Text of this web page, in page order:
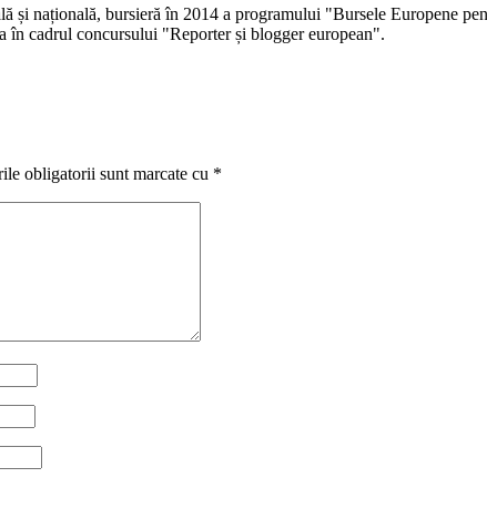
și națională, bursieră în 2014 a programului "Bursele Europene
în cadrul concursului "Reporter și blogger european".
obligatorii sunt marcate cu *